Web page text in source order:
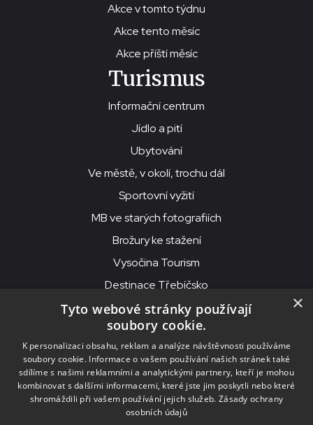
Akce v tomto týdnu
Akce tento měsíc
Akce příští měsíc
Turismus
Informační centrum
Jídlo a pití
Ubytování
Ve městě, v okolí, trochu dál
Sportovní vyžití
MB ve starých fotografiích
Brožury ke stažení
Vysočina Tourism
Destinace Třebíčsko
© 2026MKS Beseda Mor. Budějovice
MKS Beseda, příspěvková organizace, Purcnerova 62, 676 02
Moravské Budějovice
IČO: 00091758, DIČ: CZ00091758, ID datové schránky: chjn2kd
×
Tyto webové stránky používají
soubory cookie.
K personalizaci obsahu, reklam a analýze návštěvnosti používáme
soubory cookie. Informace o vašem používání našich stránek také
sdílíme s našimi reklamními a analytickými partnery, kteří je mohou
kombinovat s dalšími informacemi, které jste jim poskytli nebo které
shromáždili při vašem používání jejich služeb. Zásady ochrany
osobních údajů